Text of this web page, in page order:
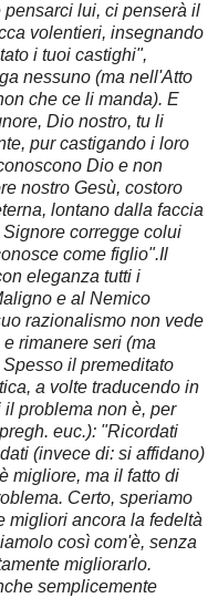
lui, ci penserà il
volentieri, insegnando
i tuoi castighi",
nessuno (ma nell'Atto
che ce li manda). E
Dio nostro, tu li
pur castigando i loro
Dio e non
nostro Gesù, costoro
lontano dalla faccia
corregge colui
come figlio".Il
eleganza tutti i
e al Nemico
razionalismo non vede
rimanere seri (ma
il premeditato
a volte traducendo in
problema non è, per
euc.): "Ricordati
(invece di: si affidano)
migliore, ma il fatto di
Certo, speriamo
migliori ancora la fedeltà
così com'è, senza
migliorarlo.
semplicemente